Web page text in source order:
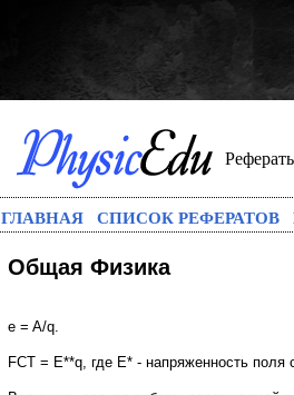
ГЛАВНАЯ СПИСОК РЕФЕРАТОВ
Общая Физика
e = A/q.
FСТ = E**q, где Е* - напряженность поля